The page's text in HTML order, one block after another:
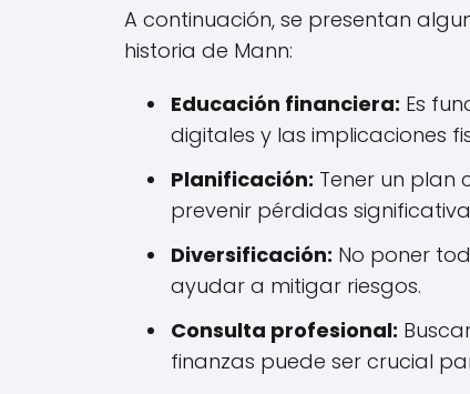
A continuación, se presentan
historia de Mann:
Educación financiera: Es
digitales y las implicaciones
Planificación: Tener un plan
prevenir pérdidas
Diversificación: No poner
ayudar a mitigar riesgos.
Consulta profesional:
finanzas puede ser crucial